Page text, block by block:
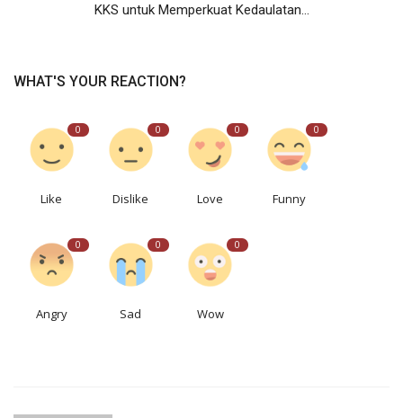
KKS untuk Memperkuat Kedaulatan...
WHAT'S YOUR REACTION?
0
Like
0
Dislike
0
Love
0
Funny
0
Angry
0
Sad
0
Wow